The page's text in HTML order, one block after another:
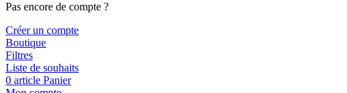
Pas encore de compte ?
Créer un compte
Boutique
Filtres
Liste de souhaits
0 article Panier